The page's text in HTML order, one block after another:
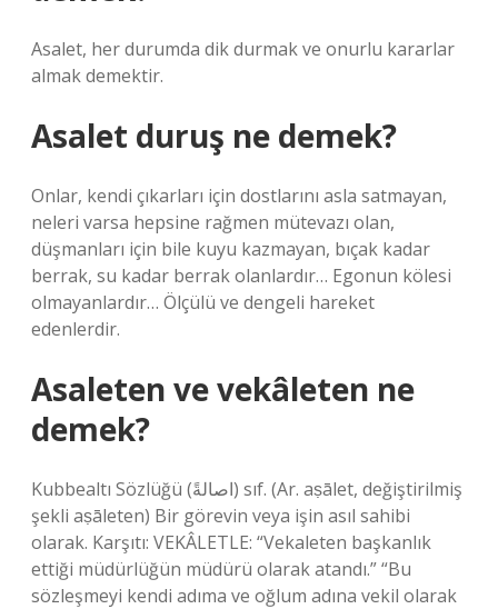
Asalet, her durumda dik durmak ve onurlu kararlar
almak demektir.
Asalet duruş ne demek?
Onlar, kendi çıkarları için dostlarını asla satmayan,
neleri varsa hepsine rağmen mütevazı olan,
düşmanları için bile kuyu kazmayan, bıçak kadar
berrak, su kadar berrak olanlardır… Egonun kölesi
olmayanlardır… Ölçülü ve dengeli hareket
edenlerdir.
Asaleten ve vekâleten ne
demek?
Kubbealtı Sözlüğü (ﺍﺻﺎﻟﺔً) sıf. (Ar. aṣālet, değiştirilmiş
şekli aṣāleten) Bir görevin veya işin asıl sahibi
olarak. Karşıtı: VEKÂLETLE: “Vekaleten başkanlık
ettiği müdürlüğün müdürü olarak atandı.” “Bu
sözleşmeyi kendi adıma ve oğlum adına vekil olarak